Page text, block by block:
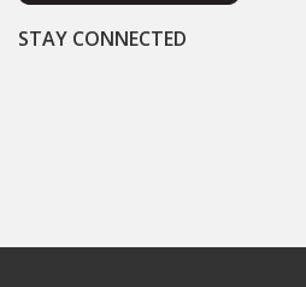
STAY CONNECTED